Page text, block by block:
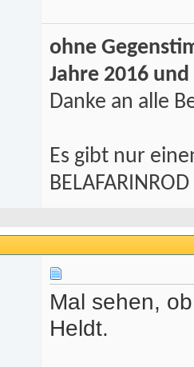
ohne
Jahre 2016 und
Danke an alle
Es gibt nur
BELAFARINROD
Mal sehen,
Heldt.